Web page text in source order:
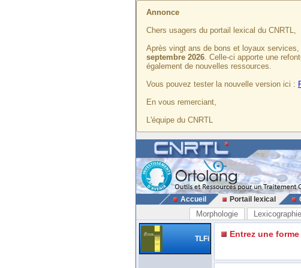
Annonce
Chers usagers du portail lexical du CNRTL,
Après vingt ans de bons et loyaux
septembre 2026. Celle-ci apporte une
également de nouvelles ressources.
Vous pouvez tester la nouvelle version ici :
En vous remerciant,
L'équipe du CNRTL
Accueil Portail lexical
Morphologie Lexicographie
TLFi Entrez une forme